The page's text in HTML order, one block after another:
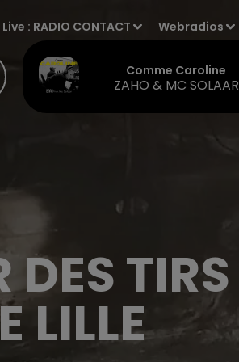
Live : RADIO CONTACT Webradios
Comme Caroline
ZAHO & MC SOLAAR
DES TIRS
LILLE